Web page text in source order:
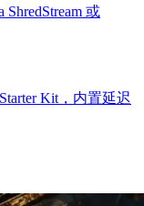
或
Kit，内置延迟